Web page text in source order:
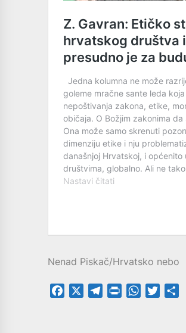
Nenad Piskač/Hrvatsko nebo
Facebook TelegramPrintFriendly
WhatsApp
Twitter